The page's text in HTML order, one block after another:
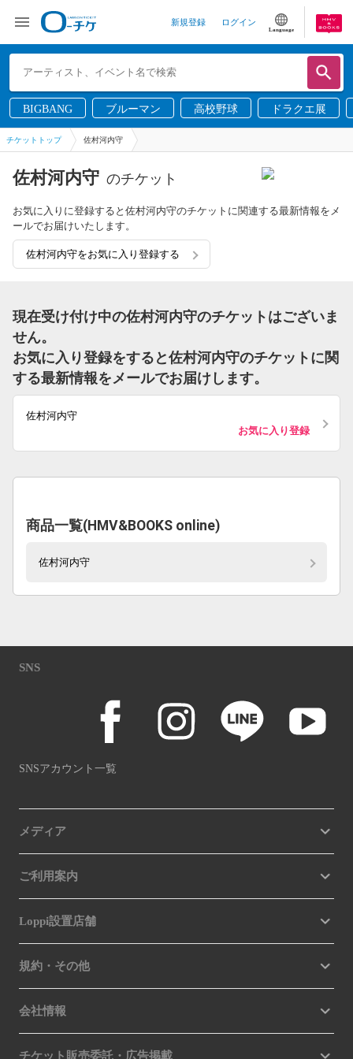
新規登録 ログイン
Language
BIGBANG ブルーマン 高校野球 ドラクエ展
チケットトップ 佐村河内守
佐村河内守 のチケット
お気に入りに登録すると佐村河内守のチケットに関連する最新情報をメ
ールでお届けいたします。
佐村河内守をお気に入り登録する
現在受け付け中の佐村河内守のチケットはございま
せん。
お気に入り登録をすると佐村河内守のチケットに関
する最新情報をメールでお届けします。
佐村河内守
お気に入り登録
商品一覧(HMV&BOOKS online)
佐村河内守
SNS
SNSアカウント一覧
メディア
ご利用案内
Loppi設置店舗
規約・その他
会社情報
チケット販売委託・広告掲載